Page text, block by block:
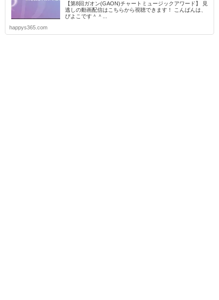
【第8回ガオン(GAON)チャートミュージックアワード】 見
逃しの動画配信はこちらから視聴できます！ こんばんは、
ぴよこです＾＾...
happys365.com